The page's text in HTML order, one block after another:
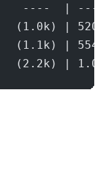
----  |
(1.0k) |
(1.1k) |
(2.2k) | 1.07